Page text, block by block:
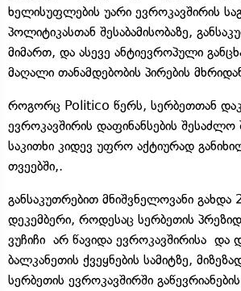
ხელისუფლების უარი ევროკავშირის
პოლიტიკასთან შესაბამისობაზე,
მიმართ, და ასევე ანტიევროპული
მაღალი თანამდებობის პირების
როგორც Politico წერს, სერბეთთან
ევროკავშირის დაფინანსების შესაძლო
საკითხი კიდევ უფრო აქტიურად
თვეებში,.
განსაკუთრებით მნიშვნელოვანი
დეკემბერი, როდესაც სერბეთის
ვუჩიჩი არ წავიდა ევროკავშირისა და
ბალკანეთის ქვეყნების სამიტზე,
სერბეთის ევროკავშირში